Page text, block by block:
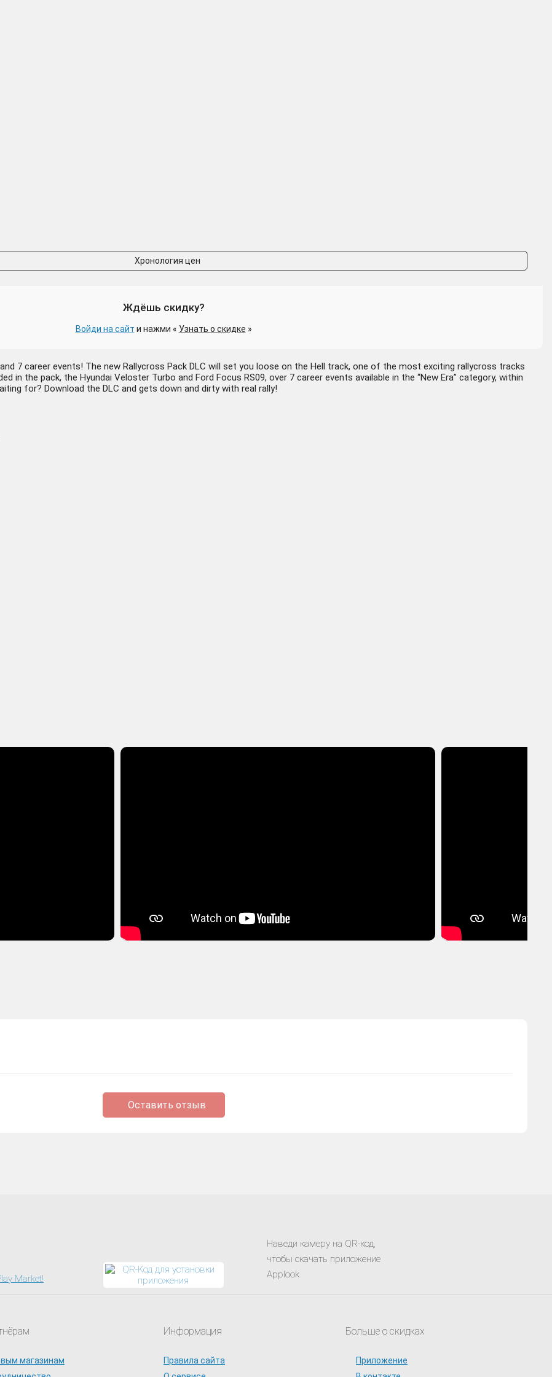
Хронология цен
Ждёшь скидку?
Войди на сайт и нажми « Узнать о скидке »
7 career events! The new Rallycross Pack DLC will set you loose on the Hell track, one of the most exciting rallycross tracks
in the pack, the Hyundai Veloster Turbo and Ford Focus RS09, over 7 career events available in the “New Era” category, within
for? Download the DLC and gets down and dirty with real rally!
Оставить отзыв
Наведи камеру на QR-код,
чтобы скачать приложение
Applook
магазинам
Информация
Правила сайта
Больше о скидках
Приложение